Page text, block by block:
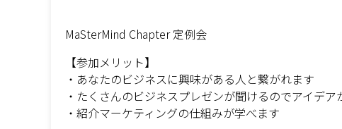
MaSterMind Chapter 定例会
【参加メリット】
・あなたのビジネスに興味がある人と繋がれます
・たくさんのビジネスプレゼンが聞けるのでアイデア
・紹介マーケティングの仕組みが学べます